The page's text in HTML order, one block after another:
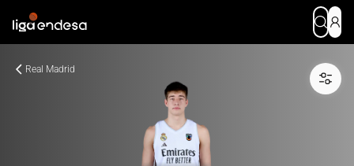
Real Madrid